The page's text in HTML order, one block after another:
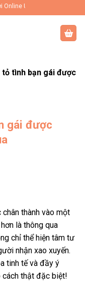
tỏ tình bạn gái được
gái được
thành vào một
là thông qua
chỉ thể hiện tâm tư
nhận xao xuyến.
tinh tế và đầy ý
cách thật đặc biệt!